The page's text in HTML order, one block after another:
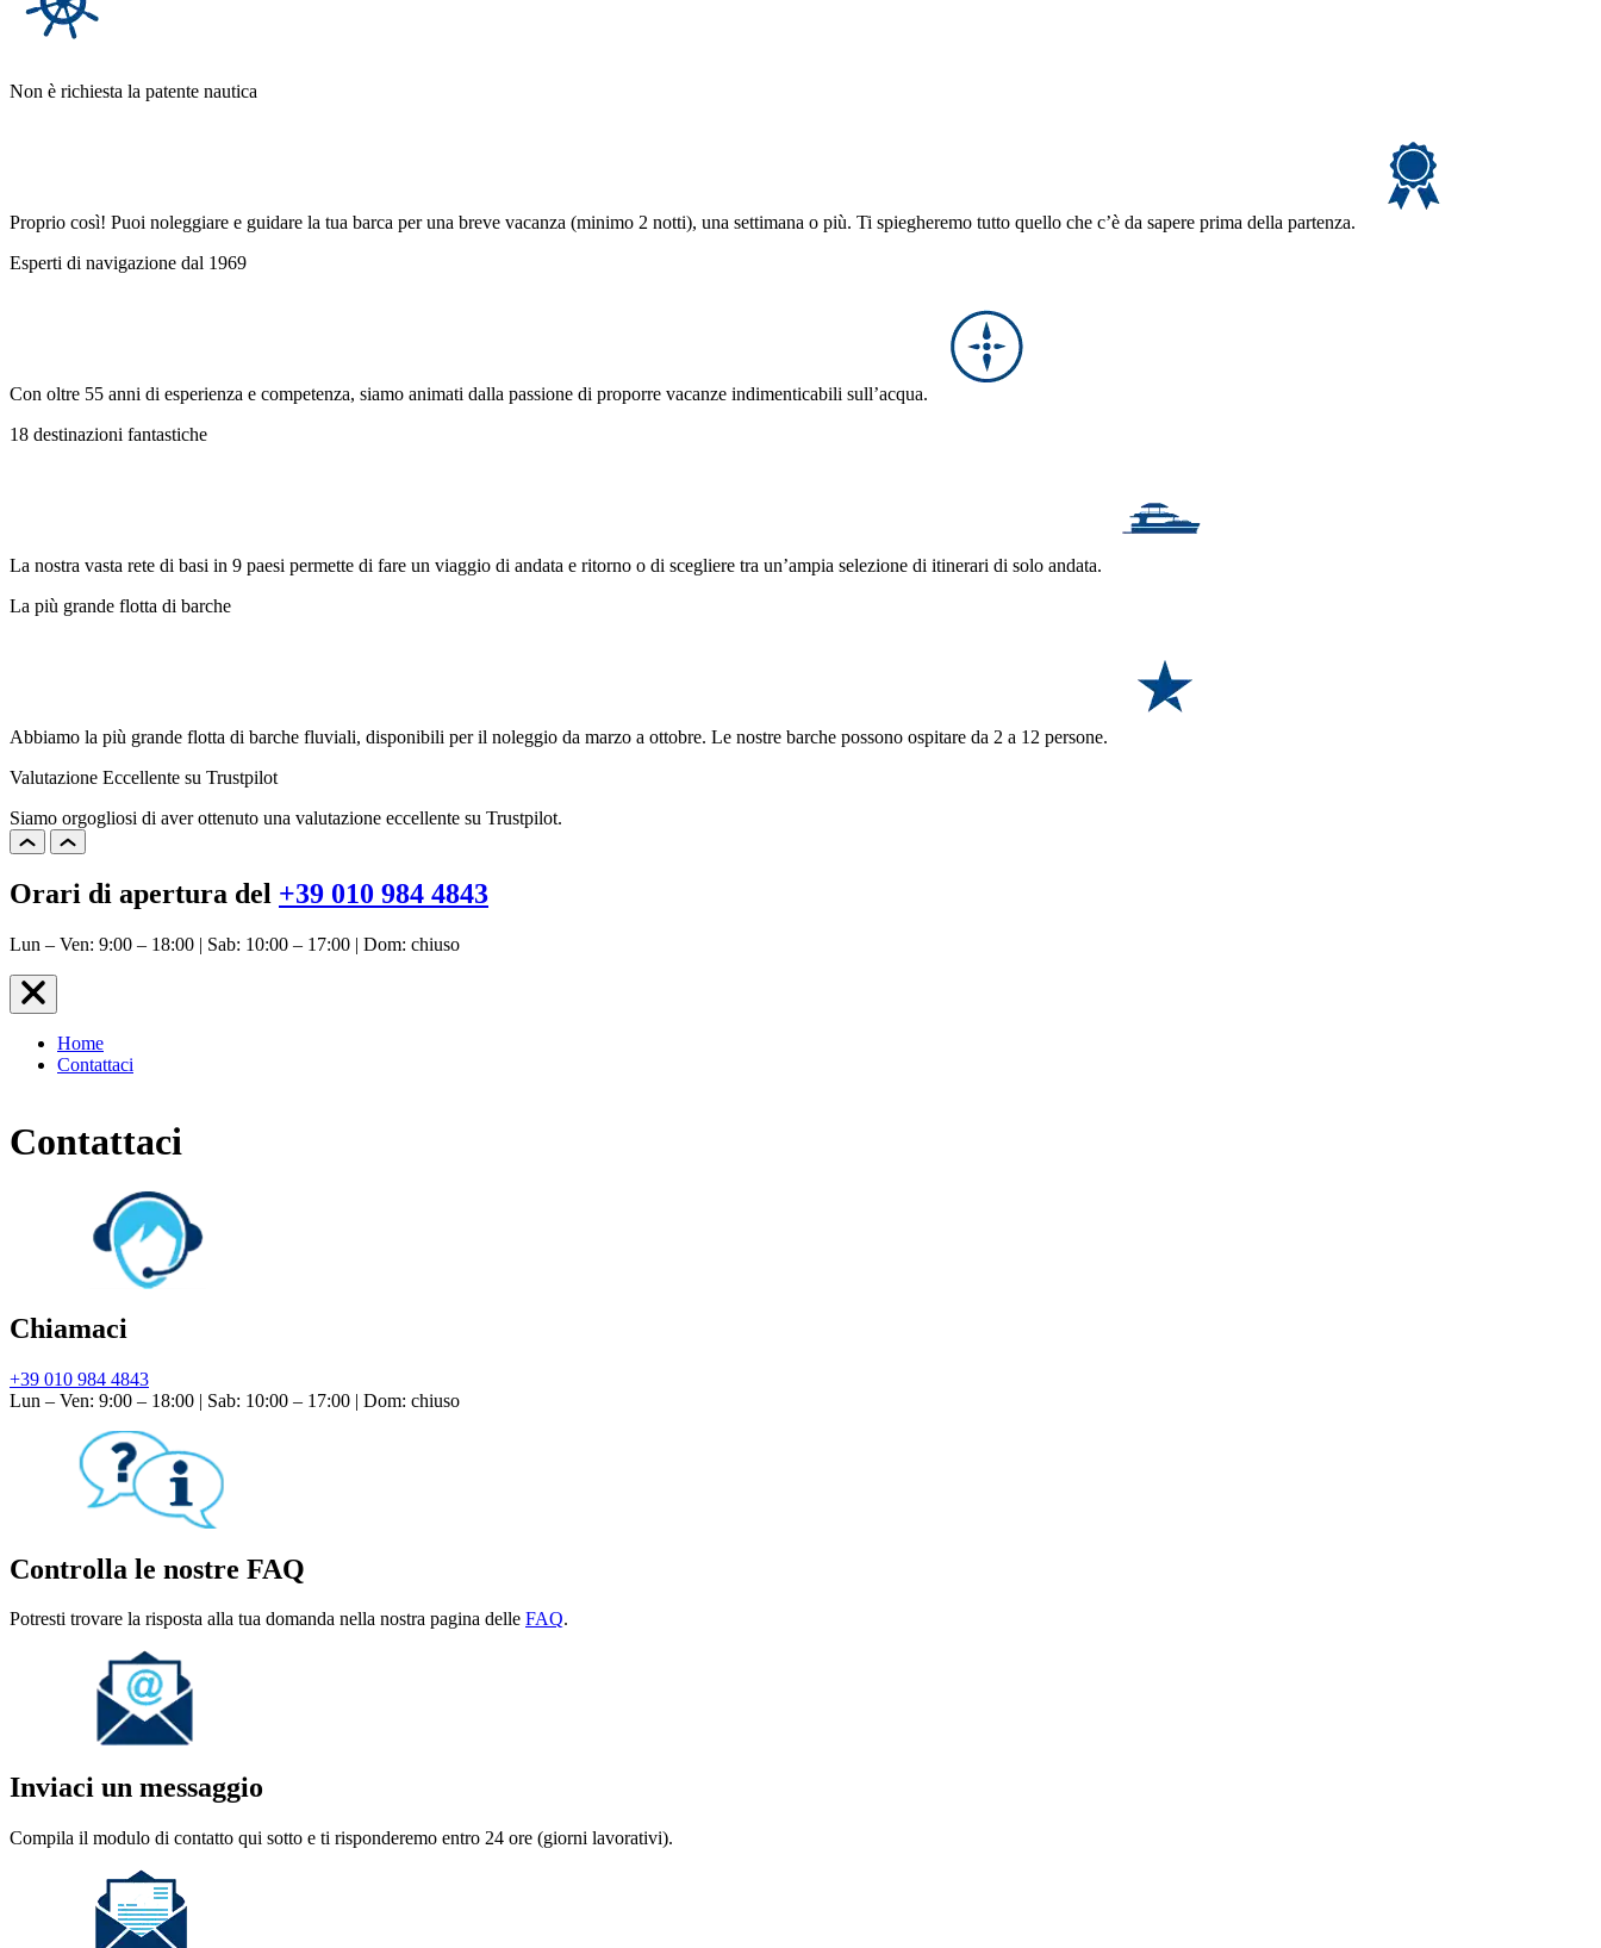
Non è richiesta la patente nautica
Proprio così! Puoi noleggiare e guidare la tua barca per una breve vacanza (minimo 2 notti), una settimana o più. Ti spiegheremo tutto quello che c’è da sapere prima della partenza.
Esperti di navigazione dal 1969
Con oltre 55 anni di esperienza e competenza, siamo animati dalla passione di proporre vacanze indimenticabili sull’acqua.
18 destinazioni fantastiche
La nostra vasta rete di basi in 9 paesi permette di fare un viaggio di andata e ritorno o di scegliere tra un’ampia selezione di itinerari di solo andata.
La più grande flotta di barche
Abbiamo la più grande flotta di barche fluviali, disponibili per il noleggio da marzo a ottobre. Le nostre barche possono ospitare da 2 a 12 persone.
Valutazione Eccellente su Trustpilot
Siamo orgogliosi di aver ottenuto una valutazione eccellente su Trustpilot.
Orari di apertura del +39 010 984 4843
Lun – Ven: 9:00 – 18:00 | Sab: 10:00 – 17:00 | Dom: chiuso
Home
Contattaci
Contattaci
Chiamaci
+39 010 984 4843
Lun – Ven: 9:00 – 18:00 | Sab: 10:00 – 17:00 | Dom: chiuso
Controlla le nostre FAQ
Potresti trovare la risposta alla tua domanda nella nostra pagina delle FAQ.
Inviaci un messaggio
Compila il modulo di contatto qui sotto e ti risponderemo entro 24 ore (giorni lavorativi).